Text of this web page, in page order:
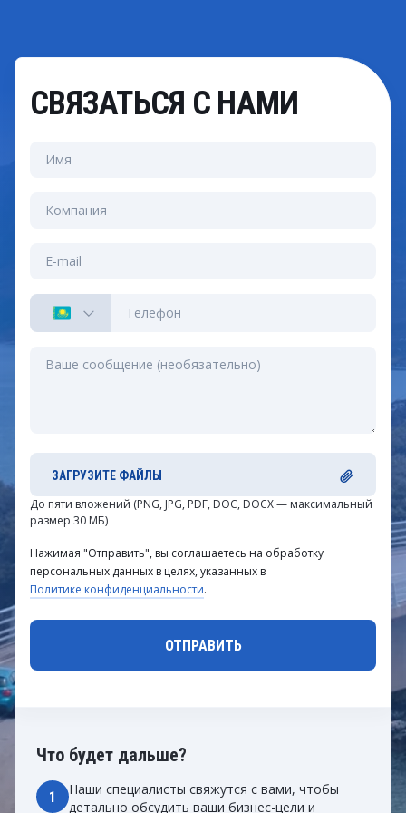
Что будет дальше?
1
Наши специалисты свяжутся с вами, чтобы
детально обсудить ваши бизнес-цели и
СВЯЗАТЬСЯ С НАМИ
ЗАГРУЗИТЕ ФАЙЛЫ
До пяти вложений (PNG, JPG, PDF, DOC, DOCX — максимальный
размер 30 МБ)
Нажимая "Отправить", вы соглашаетесь на обработку
персональных данных в целях, указанных в
Политике конфиденциальности.